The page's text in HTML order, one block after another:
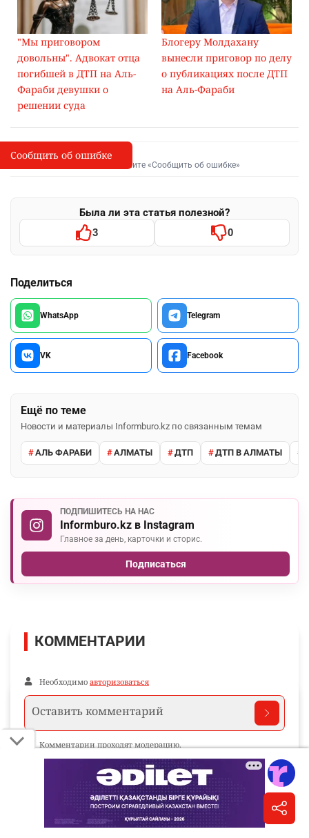
"Мы приговором
довольны". Адвокат отца
погибшей в ДТП на Аль-
Фараби девушки о
решении суда
Блогеру Молдахану
вынесли приговор по делу
о публикациях после ДТП
на Аль-Фараби
I
Сообщить об опечатке
Выделите фрагмент и нажмите «Сообщить об ошибке»
Была ли эта статья полезной?
3 0
Поделиться
WhatsApp Telegram
VK Facebook
Ещё по теме
Новости и материалы Informburo.kz по связанным темам
АЛЬ ФАРАБИ АЛМАТЫ ДТП ДТП В АЛМАТЫ
ПОДПИШИТЕСЬ НА НАС
Informburo.kz в Instagram
Главное за день, карточки и сторис.
Подписаться
Сообщить об ошибке
КОММЕНТАРИИ
Необходимо авторизоваться
Комментарии проходят модерацию.
Пока нет комментариев…